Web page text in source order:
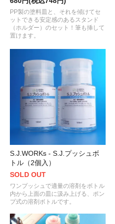
PP製の塗料皿と、それを傾けてセ
ットできる安定感のあるスタンド
（ホルダー）のセット！筆も挿して
置けます。
S.J.WORKs - S.J.プッシュボ
トル（2個入）
SOLD OUT
ワンプッシュで適量の溶剤をボトル
内から上面の皿に汲み上げる、ポン
プ式の溶剤ボトルです。